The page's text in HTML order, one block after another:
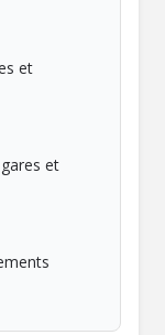
et
et